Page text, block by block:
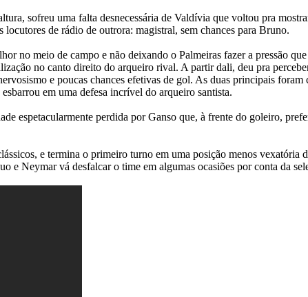
sofreu uma falta desnecessária de Valdívia que voltou pra
de rádio de outrora: magistral, sem chances para Bruno.
no meio de campo e não deixando o Palmeiras fazer a pressão
no canto direito do arqueiro rival. A partir dali, deu pra
e poucas chances efetivas de gol. As duas principais
em uma defesa incrível do arqueiro santista.
espetacularmente perdida por Ganso que, à frente do goleiro,
e termina o primeiro turno em uma posição menos
e Neymar vá desfalcar o time em algumas ocasiões por conta da